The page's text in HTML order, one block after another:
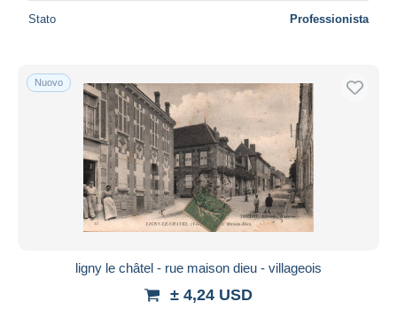
Stato Professionista
Nuovo
ligny le châtel - rue maison dieu - villageois
± 4,24 USD